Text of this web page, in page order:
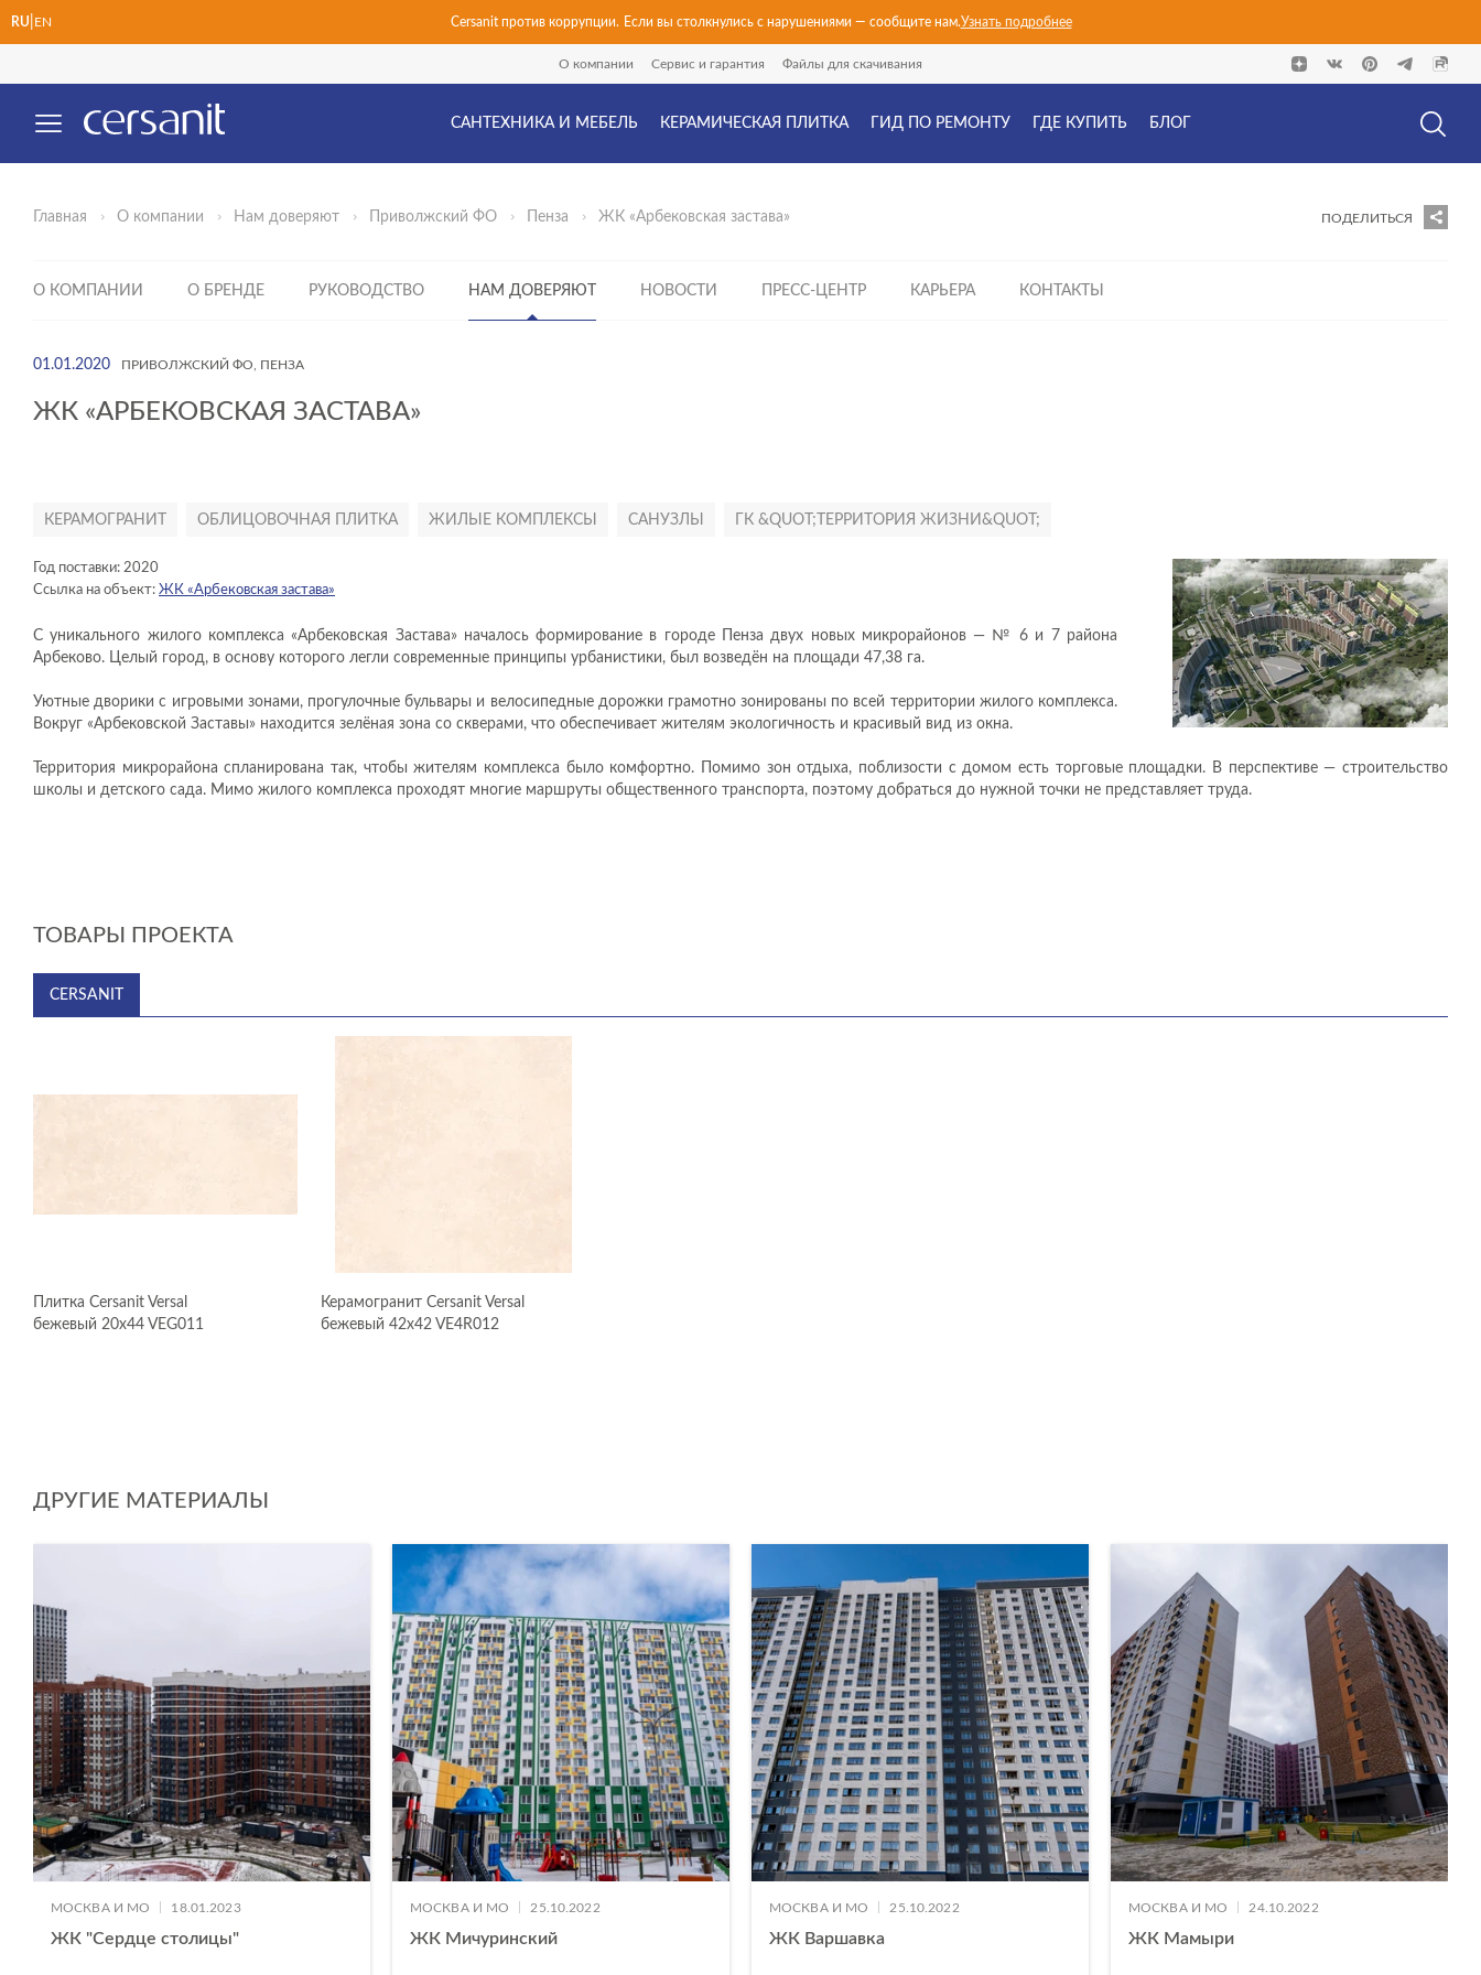
RU EN Cersanit против коррупции. Если вы столкнулись с нарушениями — сообщите нам.Узнать подробнее
О компании Сервис и гарантия Файлы для скачивания
САНТЕХНИКА И МЕБЕЛЬ КЕРАМИЧЕСКАЯ ПЛИТКА ГИД ПО РЕМОНТУ ГДЕ КУПИТЬ БЛОГ
Главная О компании Нам доверяют Приволжский ФО Пенза ЖК «Арбековская застава» ПОДЕЛИТЬСЯ
О КОМПАНИИ О БРЕНДЕ РУКОВОДСТВО НАМ ДОВЕРЯЮТ НОВОСТИ ПРЕСС-ЦЕНТР КАРЬЕРА КОНТАКТЫ
01.01.2020 ПРИВОЛЖСКИЙ ФО, ПЕНЗА
ЖК «АРБЕКОВСКАЯ ЗАСТАВА»
КЕРАМОГРАНИТ ОБЛИЦОВОЧНАЯ ПЛИТКА ЖИЛЫЕ КОМПЛЕКСЫ САНУЗЛЫ ГК &QUOT;ТЕРРИТОРИЯ ЖИЗНИ&QUOT;
Год поставки: 2020
Ссылка на объект: ЖК «Арбековская застава»
С уникального жилого комплекса «Арбековская Застава» началось формирование в городе Пенза двух новых микрорайонов — № 6 и 7 района
Арбеково. Целый город, в основу которого легли современные принципы урбанистики, был возведён на площади 47,38 га.
Уютные дворики с игровыми зонами, прогулочные бульвары и велосипедные дорожки грамотно зонированы по всей территории жилого комплекса.
Вокруг «Арбековской Заставы» находится зелёная зона со скверами, что обеспечивает жителям экологичность и красивый вид из окна.
Территория микрорайона спланирована так, чтобы жителям комплекса было комфортно. Помимо зон отдыха, поблизости с домом есть торговые площадки. В перспективе — строительство
школы и детского сада. Мимо жилого комплекса проходят многие маршруты общественного транспорта, поэтому добраться до нужной точки не представляет труда.
ТОВАРЫ ПРОЕКТА
CERSANIT
Плитка Cersanit Versal
бежевый 20x44 VEG011
Керамогранит Cersanit Versal
бежевый 42x42 VE4R012
ДРУГИЕ МАТЕРИАЛЫ
МОСКВА И МО 18.01.2023
ЖК "Сердце столицы"
МОСКВА И МО 25.10.2022
ЖК Мичуринский
МОСКВА И МО 25.10.2022
ЖК Варшавка
МОСКВА И МО 24.10.2022
ЖК Мамыри